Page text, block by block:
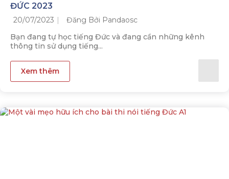
ĐỨC 2023
20/07/2023
Đăng Bởi Pandaosc
Bạn đang tự học tiếng Đức và đang cần những kênh
thông tin sử dụng tiếng...
Xem thêm